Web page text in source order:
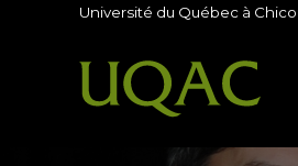
Université du Québec à